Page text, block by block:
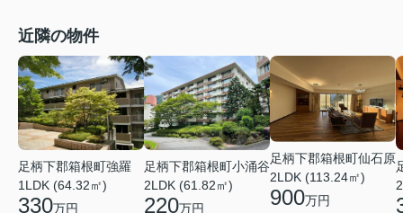
近隣の物件
足柄下郡箱根町強羅
1LDK (64.32㎡)
330万円
足柄下郡箱根町小涌谷
2LDK (61.82㎡)
220万円
足柄下郡箱根町仙石原
2LDK (113.24㎡)
900万円